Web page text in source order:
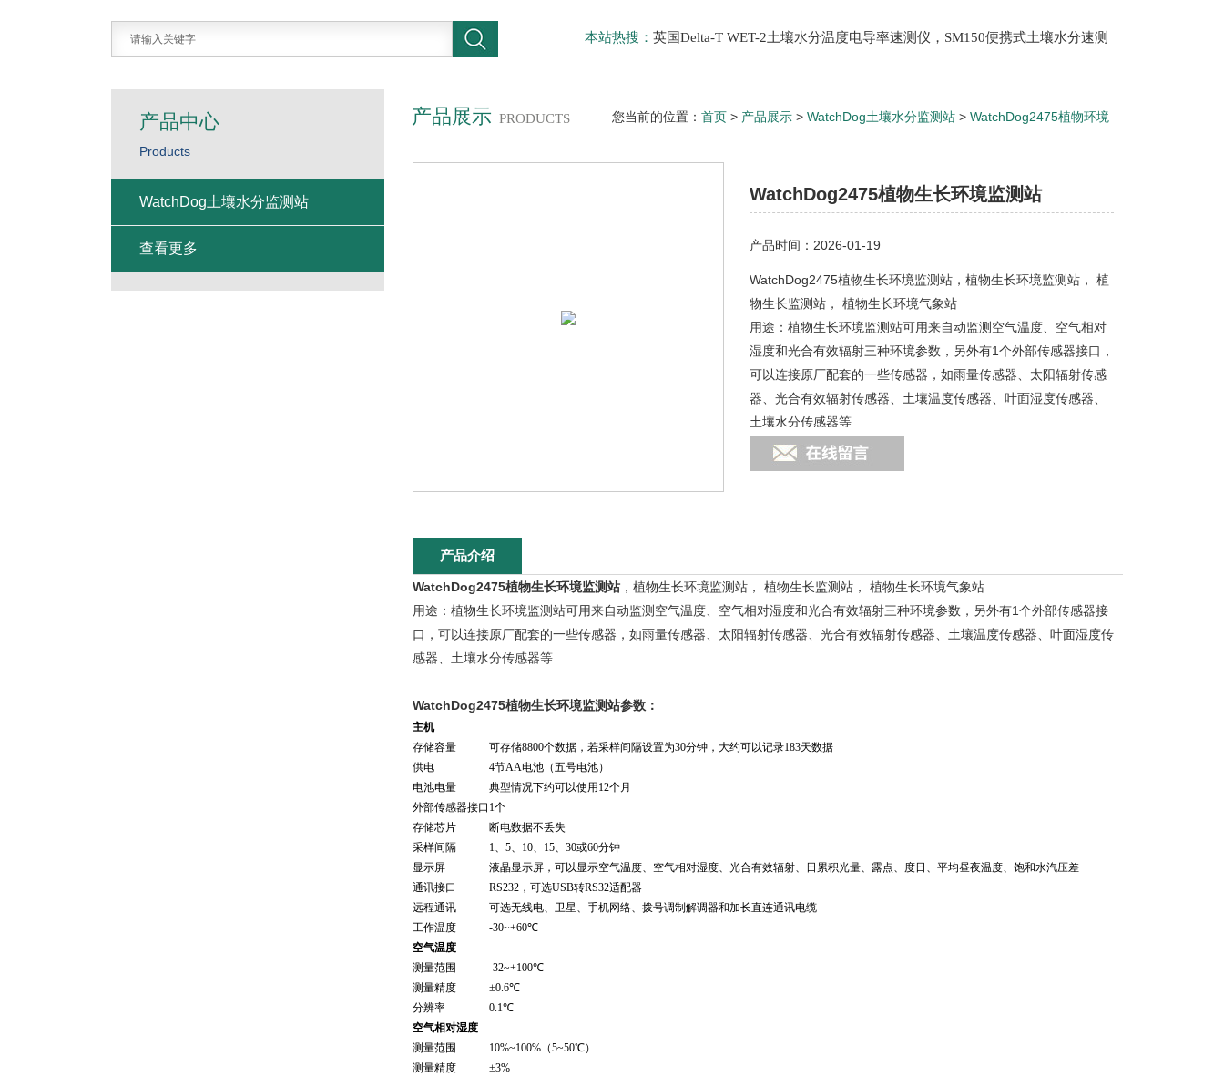
本站热搜： 英国Delta-T WET-2土壤水分温度电导率速测仪，SM150便携式土壤水分速测
产品展示 PRODUCTS 您当前的位置： 首页 > 产品展示 > WatchDog土壤水分监测站 > WatchDog2475植物环境
WatchDog2475植物生长环境监测站
产品时间：2026-01-19
WatchDog2475植物生长环境监测站，植物生长环境监测站， 植
物生长监测站， 植物生长环境气象站
用途：植物生长环境监测站可用来自动监测空气温度、空气相对
湿度和光合有效辐射三种环境参数，另外有1个外部传感器接口，
可以连接原厂配套的一些传感器，如雨量传感器、太阳辐射传感
器、光合有效辐射传感器、土壤温度传感器、叶面湿度传感器、
土壤水分传感器等
产品介绍
WatchDog2475植物生长环境监测站 ，植物生长环境监测站， 植物生长监测站， 植物生长环境气象站
用途：植物生长环境监测站可用来自动监测空气温度、空气相对湿度和光合有效辐射三种环境参数，另外有1个外部传感器接
口，可以连接原厂配套的一些传感器，如雨量传感器、太阳辐射传感器、光合有效辐射传感器、土壤温度传感器、叶面湿度传
感器、土壤水分传感器等
WatchDog2475植物生长环境监测站参数：
主机
存储容量
可存储8800个数据，若采样间隔设置为30分钟，大约可以记录183天数据
供电
4节AA电池（五号电池）
电池电量
典型情况下约可以使用12个月
外部传感器接口 1个
存储芯片
断电数据不丢失
采样间隔
1、5、10、15、30或60分钟
显示屏
液晶显示屏，可以显示空气温度、空气相对湿度、光合有效辐射、日累积光量、露点、度日、平均昼夜温度、饱和水汽压差
通讯接口
RS232，可选USB转RS32适配器
远程通讯
可选无线电、卫星、手机网络、拨号调制解调器和加长直连通讯电缆
工作温度
-30~+60℃
空气温度
测量范围
-32~+100℃
测量精度
±0.6℃
分辨率
0.1℃
空气相对湿度
测量范围
10%~100%（5~50℃）
测量精度
±3%
产品中心
Products
WatchDog土壤水分监测站
查看更多